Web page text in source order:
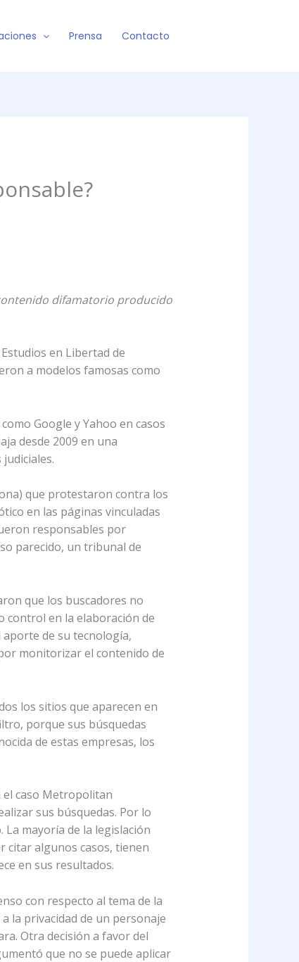
Prensa Contacto
difamatorio producido
en Libertad de
a modelos famosas como
Google y Yahoo en casos
desde 2009 en una
que protestaron contra los
en las páginas vinculadas
responsables por
parecido, un tribunal de
que los buscadores no
control en la elaboración de
de su tecnología,
monitorizar el contenido de
los sitios que aparecen en
porque sus búsquedas
de estas empresas, los
el caso Metropolitan
sus búsquedas. Por lo
mayoría de la legislación
citar algunos casos, tienen
en sus resultados.
con respecto al tema de la
la privacidad de un personaje
Otra decisión a favor del
que no se puede aplicar